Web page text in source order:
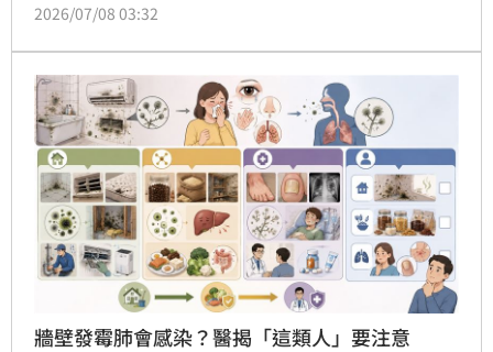
（OHCA）。警消獲報後趕抵，緊急將其送往新店慈濟
但因蔡男傷重無法酒測，確切肇事原因仍待調閱周邊監
視器釐清。家屬已接獲通知趕往醫院，警方將持續調查
釐清這起驚悚事故的詳細經過。
2026/07/08 03:32
牆壁發霉肺會感染？醫揭「這類人」要注意